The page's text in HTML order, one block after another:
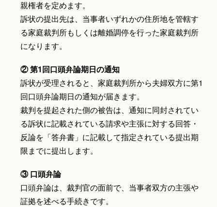
親権者を定めます。
訴状の提出先は、当事者いずれかの住所地を管轄す
る家庭裁判所もしくは離婚調停を行った家庭裁判所
になります。
② 第1回口頭弁論期日の通知
訴状が受理されると、家庭裁判所から夫婦双方に第1
回口頭弁論期日の通知が届きます。
裁判を提起された側の被告は、通知に同封されてい
る訴状に記載されている請求や主張に対する回答・
反論を「答弁書」に記載して指定されている提出期
限までに提出します。
③ 口頭弁論
口頭弁論は、裁判官の面前で、当事者双方の主張や
証拠を述べる手続きです。